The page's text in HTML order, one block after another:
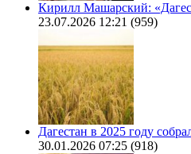
Кирилл Машарский:
23.07.2026 12:21 (959)
Дагестан в 2025 году
30.01.2026 07:25 (918)